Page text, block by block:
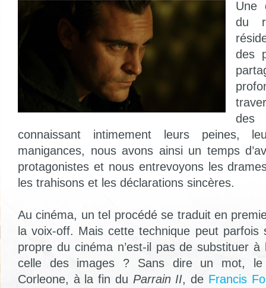
Une
du
des
des
connaissant intimement leurs peines,
manigances, nous avons ainsi un temps
protagonistes et nous entrevoyons les
les trahisons et les déclarations sincères.
Au cinéma, un tel procédé se traduit en
la voix-off. Mais cette technique peut parfois
propre du cinéma n’est-il pas de substituer
celle des images ? Sans dire un mot, le
Corleone, à la fin du Parrain II, de Francis